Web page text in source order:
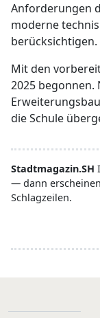
Anforderungen
moderne
berücksichtigen.
Mit den
2025 begonnen.
die Schule
Stadtmagazin.SH
— dann
Schlagzeilen.